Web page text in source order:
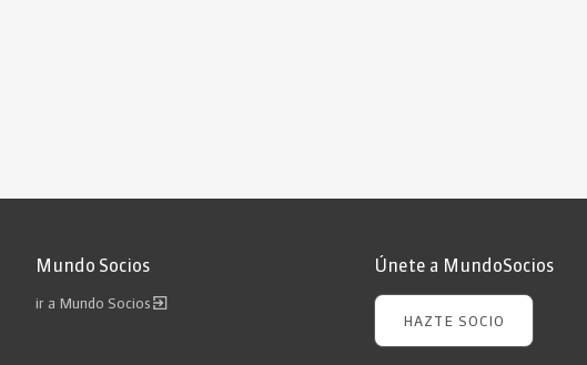
Mundo Socios
ir a Mundo Socios
Únete a MundoSocios
HAZTE SOCIO